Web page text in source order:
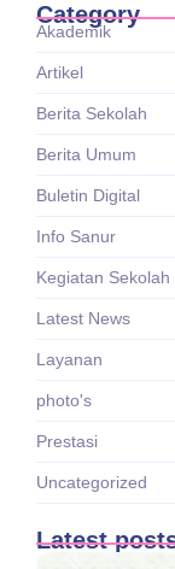
Category
Akademik
Artikel
Berita Sekolah
Berita Umum
Buletin Digital
Info Sanur
Kegiatan Sekolah
Latest News
Layanan
photo's
Prestasi
Uncategorized
Latest